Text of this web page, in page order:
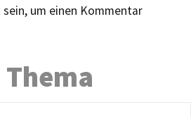
sein, um einen Kommentar